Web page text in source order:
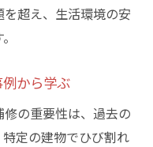
超え、生活環境の安
から学ぶ
の重要性は、過去の
定の建物でひび割れ